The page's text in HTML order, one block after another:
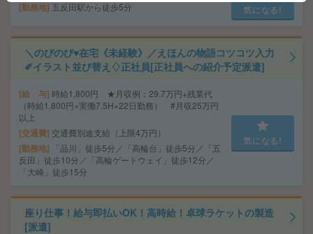
勤務地 五反田駅から徒歩5分 気になる!
＼のびのび♥在宅《未経験》／えほんの物語コツコツ入力
✐イラスト並び替え♢正社員[正社員への紹介予定派遣]
給 与 時給1,800円 ★月収例：29.7万円+残業代
（時給1,800円×実働7.5H×22日勤務） #月収25万円
以上
交通費 交通費別途支給（上限4万円）
勤務地
「品川」徒歩5分／「高輪台」徒歩5分／「五
反田」徒歩10分／「高輪ゲートウェイ」徒歩12分／
「大崎」徒歩15分
気になる!
座り仕事！給与即払いOK！高時給！卓球ラケットの製造
[派遣]